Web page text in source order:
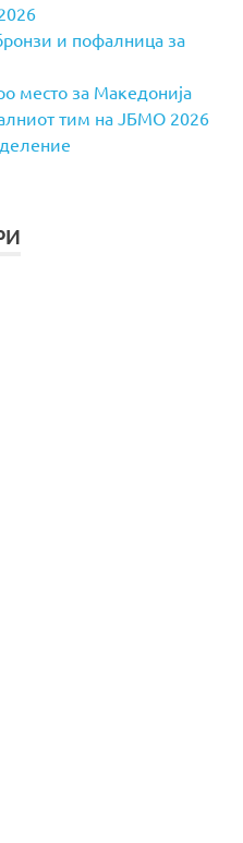
и пофалница за
место за Македонија
тим на ЈБМО 2026